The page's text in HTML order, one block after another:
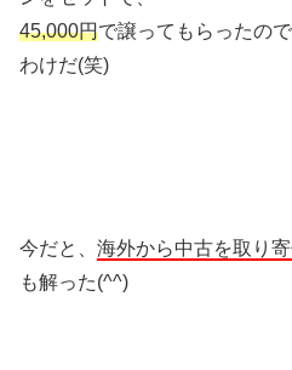
45,000円で譲ってもらったの
わけだ(笑)
今だと、 海外から中古を取り
も解った(^^)